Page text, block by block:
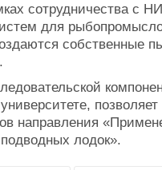
сотрудничества с
для
собственные
направления
лодок».